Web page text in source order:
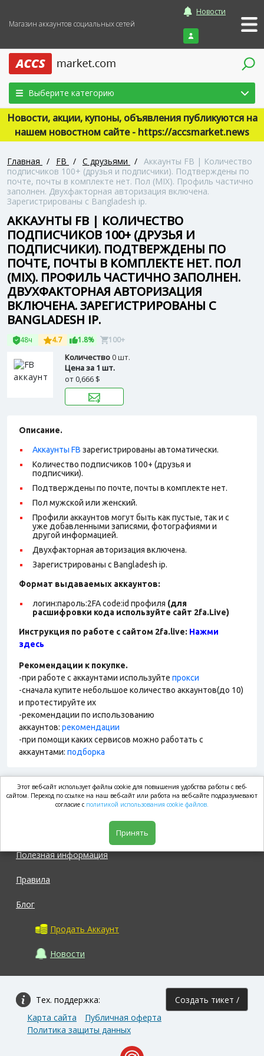
Магазин аккаунтов социальных сетей
Новости
Войти
Выберите категорию
Новости, акции, купоны, объявления публикуются на
нашем новостном сайте - https://accsmarket.news
Главная / FB / С друзьями / Аккаунты FB | Количество
подписчиков 100+ (друзья и подписчики). Подтверждены по
почте, почты в комплекте нет. Пол (MIX). Профиль частично
заполнен. Двухфакторная авторизация включена.
Зарегистрированы с Bangladesh ip.
АККАУНТЫ FB | КОЛИЧЕСТВО
ПОДПИСЧИКОВ 100+ (ДРУЗЬЯ И
ПОДПИСЧИКИ). ПОДТВЕРЖДЕНЫ ПО
ПОЧТЕ, ПОЧТЫ В КОМПЛЕКТЕ НЕТ. ПОЛ
(MIX). ПРОФИЛЬ ЧАСТИЧНО ЗАПОЛНЕН.
ДВУХФАКТОРНАЯ АВТОРИЗАЦИЯ
ВКЛЮЧЕНА. ЗАРЕГИСТРИРОВАНЫ С
BANGLADESH IP.
48ч 4.7 1.8% 100+
Количество0 шт.
Цена за 1 шт.
от0,666 $
Описание.
Аккаунты FB зарегистрированы автоматически.
Количество подписчиков 100+ (друзья и
подписчики).
Подтверждены по почте, почты в комплекте нет.
Пол мужской или женский.
Профили аккаунтов могут быть как пустые, так и с
уже добавленными записями, фотографиями и
другой информацией.
Двухфакторная авторизация включена.
Зарегистрированы с Bangladesh ip.
Формат выдаваемых аккаунтов:
логин:пароль:2FA code:id профиля (для
расшифровки кода используйте сайт 2fa.Live)
Инструкция по работе с сайтом 2fa.live: Нажми
здесь
Рекомендации к покупке.
-при работе с аккаунтами используйте прокси
-сначала купите небольшое количество аккаунтов(до 10)
и протестируйте их
-рекомендации по использованию
аккаунтов: рекомендации
-при помощи каких сервисов можно работать с
аккаунтами: подборка
market.com
Полезная информация
Правила
Блог
Продать Аккаунт
Новости
Тех. поддержка: Создать тикет /
Карта сайта
Публичная оферта
Политика защиты данных
Этот веб-сайт использует файлы cookie для повышения удобства работы с веб-
сайтом. Переход по ссылке на наш веб-сайт или работа на веб-сайте подразумевают
согласие с политикой использования cookie файлов.
Принять